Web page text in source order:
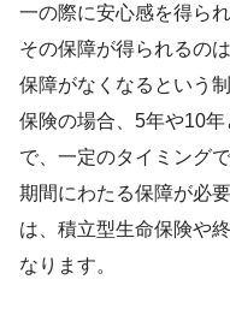
一の際に安心感を得ら
その保障が得られるの
保障がなくなるという
保険の場合、5年や10
で、一定のタイミング
期間にわたる保障が必
は、積立型生命保険や
なります。